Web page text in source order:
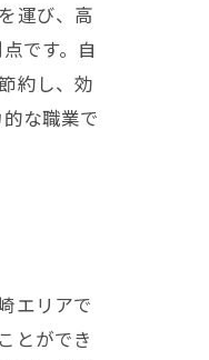
運び、高
です。自
約し、効
な職業で
エリアで
とができ